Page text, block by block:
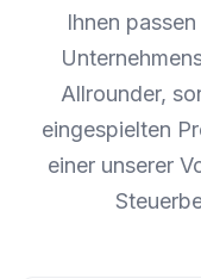
Ihnen
Allrounder,
eingespielten
einer unserer